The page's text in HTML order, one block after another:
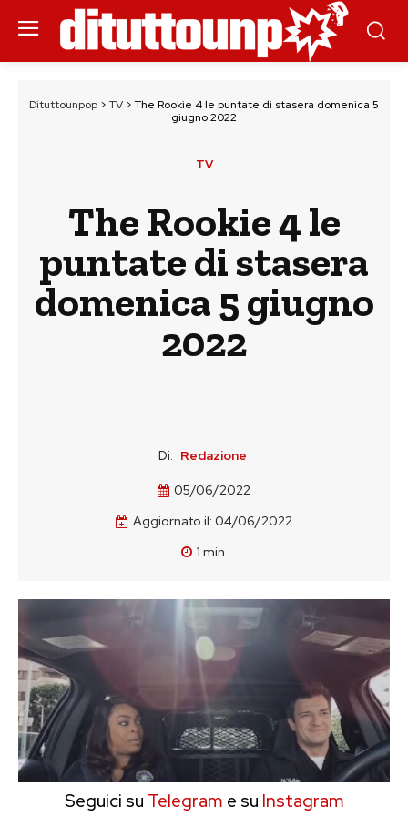
Dituttounpop > TV > The Rookie 4 le puntate di stasera domenica 5
giugno 2022
TV
The Rookie 4 le
puntate di stasera
domenica 5 giugno
2022
Di: Redazione
05/06/2022
Aggiornato il: 04/06/2022
1 min.
Seguici su Telegram e su Instagram